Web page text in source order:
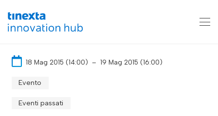
18 Mag 2015 (14:00) – 19 Mag 2015 (16:00)
Evento
Eventi passati